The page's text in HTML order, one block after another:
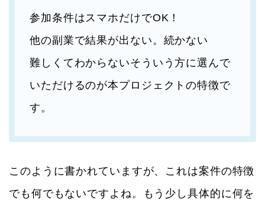
参加条件はスマホだけでOK！
他の副業で結果が出ない。続かない
難しくてわからないそういう方に選んで
いただけるのが本プロジェクトの特徴で
す。
このように書かれていますが、これは案件の特徴
でも何でもないですよね。もう少し具体的に何を